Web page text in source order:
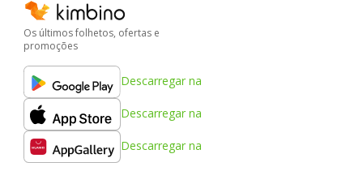
Os últimos folhetos, ofertas e
promoções
Descarregar na
Descarregar na
Descarregar na